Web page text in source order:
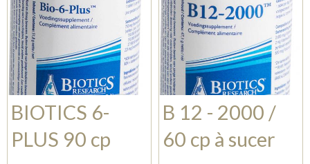
BIOTICS 6-
PLUS 90 cp
B 12 - 2000 /
60 cp à sucer